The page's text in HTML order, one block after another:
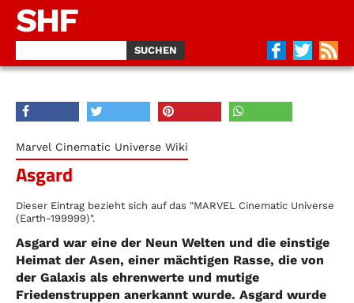
SHF
Marvel Cinematic Universe Wiki
Asgard
Dieser Eintrag bezieht sich auf das "MARVEL Cinematic Universe
(Earth-199999)".
Asgard war eine der Neun Welten und die einstige
Heimat der Asen, einer mächtigen Rasse, die von
der Galaxis als ehrenwerte und mutige
Friedenstruppen anerkannt wurde. Asgard wurde